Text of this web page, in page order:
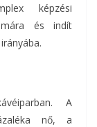
képzési
és indít
A
nő, a